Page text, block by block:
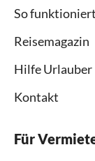
So
Reisemagazin
Hilfe Urlauber
Kontakt
Für